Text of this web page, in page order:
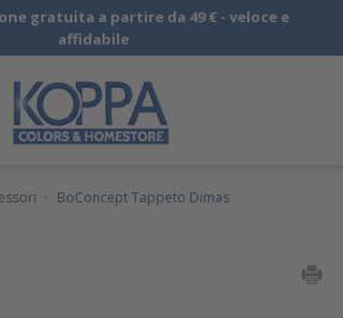
gratuita a partire da 49 € - veloce e
affidabile
· BoConcept Tappeto Dimas